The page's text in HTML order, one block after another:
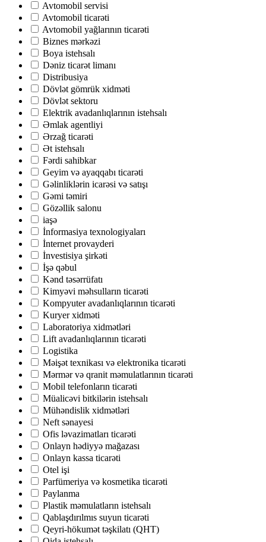
Avtomobil servisi
Avtomobil ticarəti
Avtomobil yağlarının ticarəti
Biznes mərkəzi
Boya istehsalı
Dəniz ticarət limanı
Distribusiya
Dövlət gömrük xidməti
Dövlət sektoru
Elektrik avadanlıqlarının istehsalı
Əmlak agentliyi
Ərzağ ticarəti
Ət istehsalı
Fərdi sahibkar
Geyim və ayaqqabı ticarəti
Gəlinliklərin icarəsi və satışı
Gəmi təmiri
Gözəllik salonu
iaşə
İnformasiya texnologiyaları
İnternet provayderi
İnvestisiya şirkəti
İşə qəbul
Kənd təsərrüfatı
Kimyəvi məhsulların ticarəti
Kompyuter avadanlıqlarının ticarəti
Kuryer xidməti
Laboratoriya xidmətləri
Lift avadanlıqlarının ticarəti
Logistika
Məişət texnikası və elektronika ticarəti
Mərmər və qranit məmulatlarının ticarəti
Mobil telefonların ticarəti
Müalicəvi bitkilərin istehsalı
Mühəndislik xidmətləri
Neft sənayesi
Ofis ləvazimatları ticarəti
Onlayn hədiyyə mağazası
Onlayn kassa ticarəti
Otel işi
Parfümeriya və kosmetika ticarəti
Paylanma
Plastik məmulatların istehsalı
Qablaşdırılmıs suyun ticarəti
Qeyri-hökumət təşkilatı (QHT)